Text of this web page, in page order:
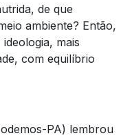
de que
ambiente? Então,
mais
com equilíbrio
PA) lembrou